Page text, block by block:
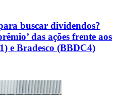
buscar dividendos?
das ações frente aos
e Bradesco (BBDC4)